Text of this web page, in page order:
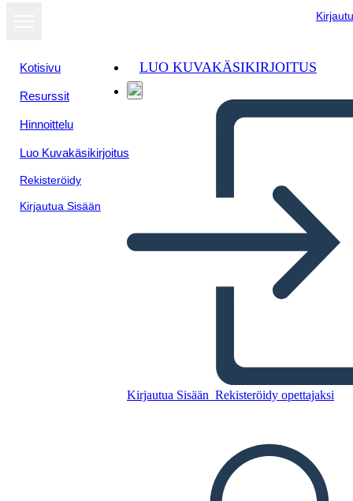
Kotisivu
Resurssit
Hinnoittelu
Luo Kuvakäsikirjoitus
Rekisteröidy
Kirjautua Sisään
LUO KUVAKÄSIKIRJOITUS
Kirjautua Sisään Rekisteröidy opettajaksi
Rivoluzione Americana
LUO KUVAKÄSIKIRJOITUS
TOISTA DIAESITYS